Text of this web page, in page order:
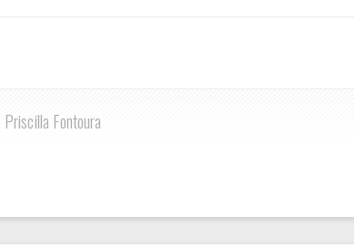
Priscilla Fontoura